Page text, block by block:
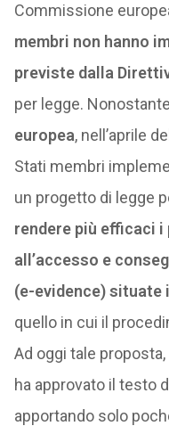
Commissione
membri non hanno
previste dalla
per legge.
europea, nell’aprile
Stati membri
un progetto di legge
rendere più efficaci
all’accesso e
(e-evidence) situate
quello in cui il
Ad oggi tale
ha approvato il testo
apportando solo